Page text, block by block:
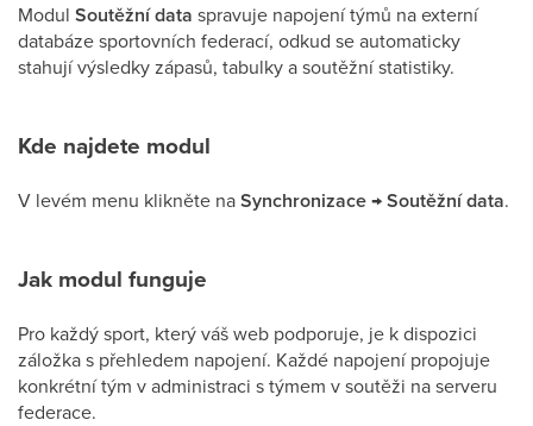
Modul Soutěžní data spravuje napojení týmů na externí
databáze sportovních federací, odkud se automaticky
stahují výsledky zápasů, tabulky a soutěžní statistiky.
Kde najdete modul
V levém menu klikněte naSynchronizace → Soutěžní data.
Jak modul funguje
Pro každý sport, který váš web podporuje, je k dispozici
záložka s přehledem napojení. Každé napojení propojuje
konkrétní tým v administraci s týmem v soutěži na serveru
federace.